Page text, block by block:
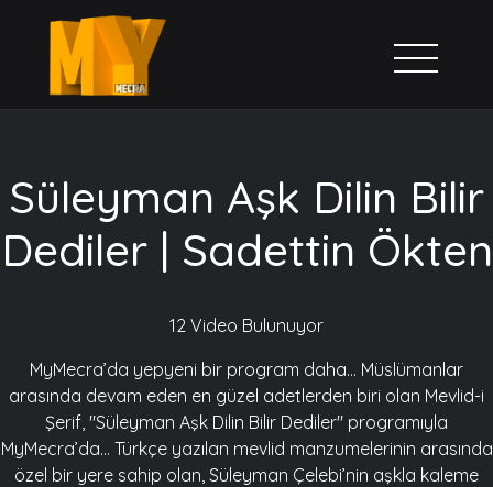
Süleyman Aşk Dilin Bilir
Dediler | Sadettin Ökten
12 Video Bulunuyor
MyMecra’da yepyeni bir program daha… Müslümanlar
arasında devam eden en güzel adetlerden biri olan Mevlid-i
Şerif, "Süleyman Aşk Dilin Bilir Dediler" programıyla
MyMecra’da… Türkçe yazılan mevlid manzumelerinin arasında
özel bir yere sahip olan, Süleyman Çelebi’nin aşkla kaleme